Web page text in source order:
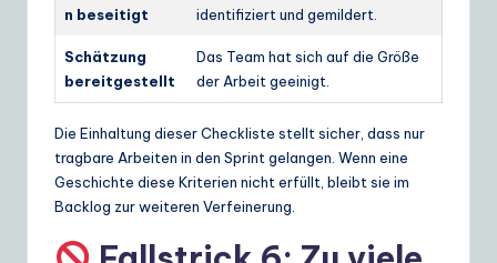
n beseitigt
identifiziert und gemildert.
Schätzung
bereitgestellt
Das Team hat sich auf die Größe
der Arbeit geeinigt.
Die Einhaltung dieser Checkliste stellt sicher, dass nur
tragbare Arbeiten in den Sprint gelangen. Wenn eine
Geschichte diese Kriterien nicht erfüllt, bleibt sie im
Backlog zur weiteren Verfeinerung.